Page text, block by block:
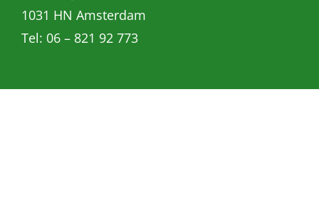
1031 HN Amsterdam
Tel: 06 – 821 92 773